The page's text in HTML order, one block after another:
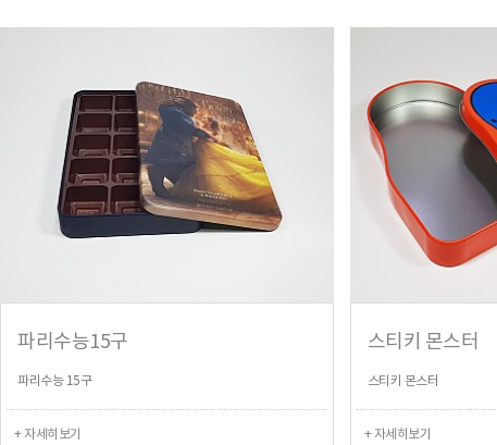
파리수능15구
파리수능 15구
+ 자세히보기
스티키 몬스터
스티키 몬스터
+ 자세히보기